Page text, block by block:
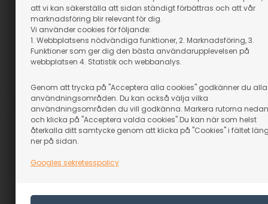
att vi kan säkerställa att sidan ständigt förbättras och att vår
marknadsföring blir relevant för dig.
Vi använder cookies för följande:
1. Webbplatsens nödvändiga funktioner, 2. Marknadsföring, 3.
Funktioner som ger dig den bästa användarupplevelsen på
webbplatsen 4. Statistik och webbanalys.
Genom att trycka på "Acceptera alla cookies" godkänner du alla
användningsområden. Du kan också välja vilka
användningsområden du vill godkänna. Markera rutorna nedan
och klicka på "Acceptera valda cookies".Du kan när som helst
återkalla ditt samtycke genom att klicka på "Cookies" i fältet
ner på sidan.
Googles sekretesspolicy
7.169,00SEK
(inkl. moms)
Eventuellt leveranskostnader
GÅ TILL VARAN
Artikelnummer: 95002
6.569,00
(inkl. moms)
Eventuellt leveranskostnader
GÅ TILL VARAN
Artikelnummer: 95001